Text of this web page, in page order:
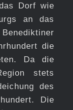
Dorf wie
an das
die
Da die
stets
des
Die